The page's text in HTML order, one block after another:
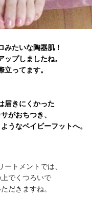
みたいな陶器肌！
プしましたね。
立ってます。
届きにくかった
がおちつき、
うなベイビーフットへ。
ートメントでは、
でくつろいで
だきますね。